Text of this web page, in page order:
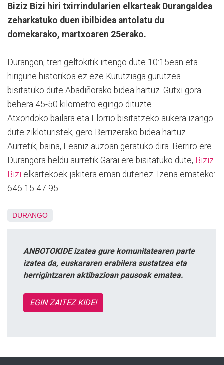
Biziz Bizi hiri txirrindularien elkarteak Durangaldea
zeharkatuko duen ibilbidea antolatu du
domekarako, martxoaren 25erako.
Durangon, tren geltokitik irtengo dute 10:15ean eta
hirigune historikoa ez eze Kurutziaga gurutzea
bisitatuko dute Abadiñorako bidea hartuz. Gutxi gora
behera 45-50 kilometro egingo dituzte.
Atxondoko bailara eta Elorrio bisitatzeko aukera izango
dute zikloturistek, gero Berrizerako bidea hartuz.
Aurretik, baina, Leaniz auzoan geratuko dira. Berriro ere
Durangora heldu aurretik Garai ere bisitatuko dute, Biziz
Bizi elkartekoek jakitera eman dutenez. Izena emateko:
646 15 47 95.
DURANGO
ANBOTOKIDE izatea gure komunitatearen parte
izatea da, euskararen erabilera sustatzea eta
herrigintzaren aktibazioan pausoak ematea.
EGIN ZAITEZ KIDE!